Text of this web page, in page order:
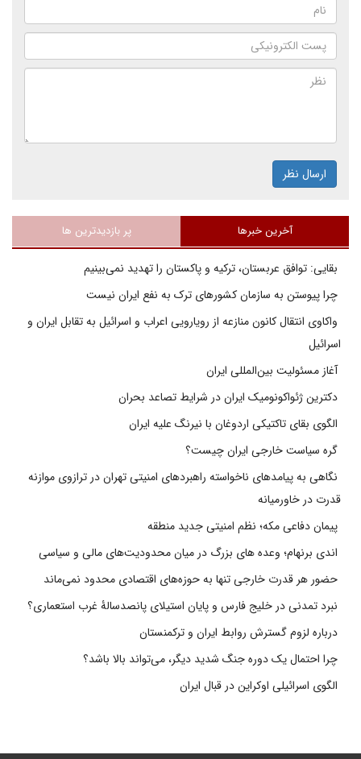
ارسال نظر
آخرین خبرها پر بازدیدترین ها
بقایی: توافق عربستان، ترکیه و پاکستان را تهدید نمی‌بینیم
چرا پیوستن به سازمان کشورهای ترک به نفع ایران نیست
واکاوی انتقال کانون منازعه از رویارویی اعراب و اسرائیل به تقابل ایران و
اسرائیل
آغاز مسئولیت بین‌المللی ایران
دکترین ژئواکونومیک ایران در شرایط تصاعد بحران
الگوی بقای تاکتیکی اردوغان با نیرنگ علیه ایران
گره سیاست خارجی ایران چیست؟
نگاهی به پیامدهای ناخواسته راهبردهای امنیتی تهران در ترازوی موازنه
قدرت در خاورمیانه
پیمان دفاعی مکه؛ نظم امنیتی جدید منطقه
اندی برنهام؛ وعده های بزرگ در میان محدودیت‌های مالی و سیاسی
حضور هر قدرت خارجی تنها به حوزه‌های اقتصادی محدود نمی‌ماند
نبرد تمدنی در خلیج فارس و پایان استیلای پانصدسالۀ غرب استعماری؟
درباره لزوم گسترش روابط ایران و ترکمنستان
چرا احتمال یک دوره جنگ شدید دیگر، می‌تواند بالا باشد؟
الگوی اسرائیلی اوکراین در قبال ایران